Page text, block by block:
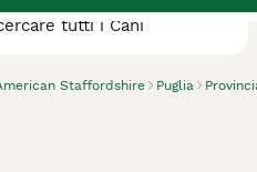
Staffordshire Puglia
tutti i Cani